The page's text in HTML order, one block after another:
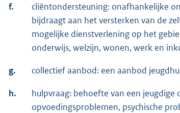
f.
cliëntondersteuning: onafhankelijke
bijdraagt aan het versterken van de
mogelijke dienstverlening op het
onderwijs, welzijn, wonen, werk en
g. collectief aanbod: een aanbod
h.
hulpvraag: behoefte van een
opvoedingsproblemen, psychische